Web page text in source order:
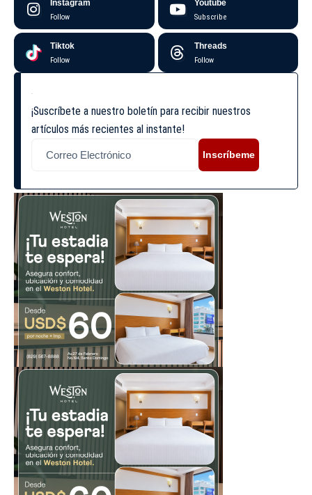
Instagram
Follow
Youtube
Subscribe
Tiktok
Follow
Threads
Follow
¡Suscríbete a nuestro boletín para recibir nuestros
artículos más recientes al instante!
Inscríbeme